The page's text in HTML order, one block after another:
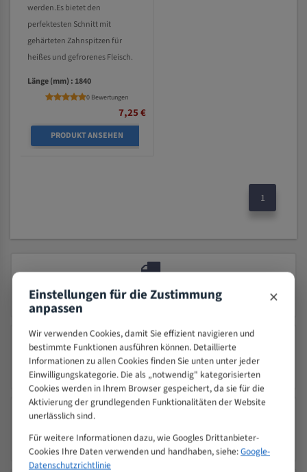
werden.Es bietet den
perfektesten Schnitt mit
gehärteten Zahnspitzen für
heißes und gefrorenes Fleisch.
Länge (mm) : 1840
0 Bewertungen
7,25 €
PRODUKT ANSEHEN
1
SICHERER VERSAND MIT DHL
Schnelle Lieferung
PRÄZISION TRIFFT QUALITÄT
Seit 2000 – Über 25 Jahre Erfahrung
24/7 KUNDENSERVICE
Wir sind 24/7 für Sie da
Einstellungen für die Zustimmung
anpassen ×
Wir verwenden Cookies, damit Sie effizient navigieren und
bestimmte Funktionen ausführen können. Detaillierte
Informationen zu allen Cookies finden Sie unten unter jeder
Einwilligungskategorie. Die als „notwendig" kategorisierten
Cookies werden in Ihrem Browser gespeichert, da sie für die
Aktivierung der grundlegenden Funktionalitäten der Website
unerlässlich sind.
Für weitere Informationen dazu, wie Googles Drittanbieter-
Cookies Ihre Daten verwenden und handhaben, siehe:Google-
Datenschutzrichtlinie